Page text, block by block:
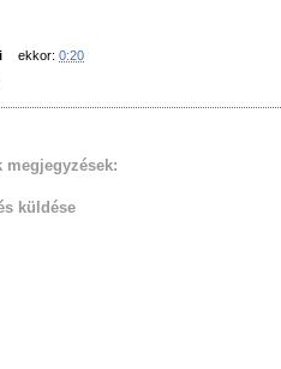
ekkor: 0:20
megjegyzések:
küldése